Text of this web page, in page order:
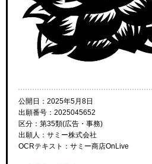
公開日：2025年5月8日
出願番号：2025045652
区分：第35類(広告・事務)
出願人：サミー株式会社
OCRテキスト：サミー商店OnLive